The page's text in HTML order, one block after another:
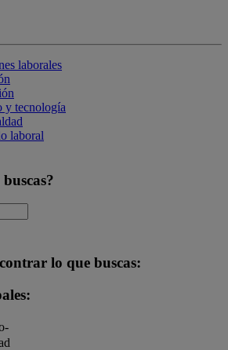
laborales
y tecnología
laboral
lo que buscas: